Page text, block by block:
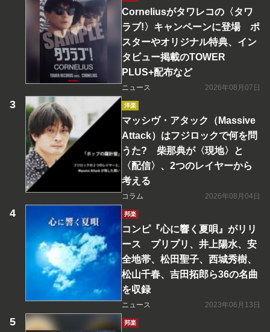
Corneliusがタワレコの〈タワ
ラブ!〉キャンペーンに登場 ポ
スターやオリジナル特典、イン
タビュー掲載のTOWER
PLUS+配布など
ニュース 2026年08月07日
洋楽
マッシヴ・アタック（Massive
Attack）はフジロックで何を問
うた? 柴那典が〈現地〉と
〈配信〉、2つのレイヤーから
考える
コラム 2026年08月04日
邦楽
コンピ『心に響く夏唄』がリリ
ース プリプリ、井上陽水、安
全地帯、松田聖子、西城秀樹、
松山千春、吉田拓郎ら36の名曲
を収録
ニュース 2023年06月13日
邦楽